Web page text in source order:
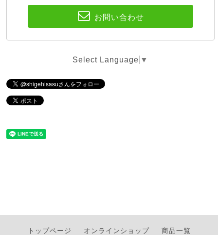
お問い合わせ
Select Language ▼
トップページ オンラインショップ 商品一覧